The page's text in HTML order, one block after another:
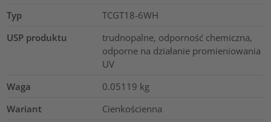
Typ
TCGT18-6WH
USP produktu
trudnopalne, odporność chemiczna,
odporne na działanie promieniowania
UV
Waga
0.05119 kg
Wariant
Cienkościenna